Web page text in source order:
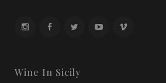
Wine In Sicily